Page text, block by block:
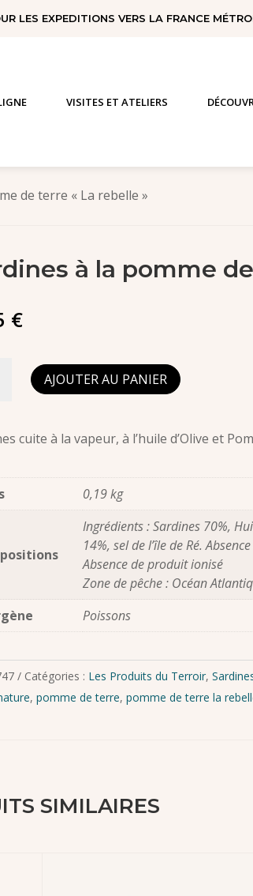
LES EXPEDITIONS VERS LA FRANCE
VISITES ET ATELIERS
de terre « La rebelle »
à la pomme
€
AJOUTER AU PANIER
cuite à la vapeur, à l’huile d’Olive et
0,19 kg
Ingrédients : Sardines 70%,
14%, sel de l’île de Ré.
Absence de produit ionisé
Zone de pêche : Océan
Poissons
Catégories : Les Produits du Terroir,
, pomme de terre, pomme de terre la
SIMILAIRES